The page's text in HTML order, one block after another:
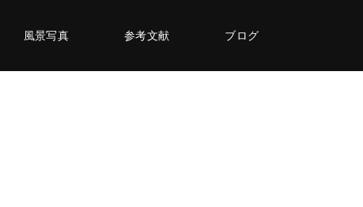
風景写真 参考文献 ブログ